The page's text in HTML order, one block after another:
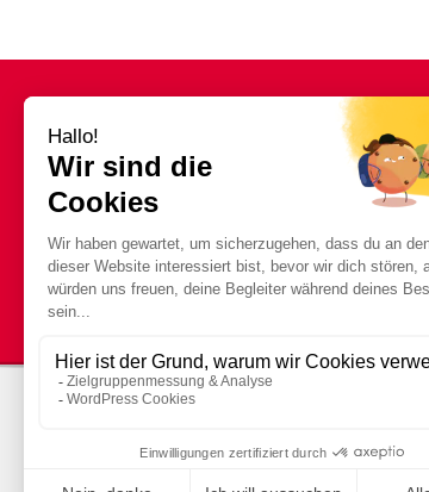
Brauchen
© STRATUS 2025